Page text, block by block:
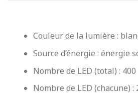
Couleur de la lumière :
Source d’énergie : énergie
Nombre de LED (total) : 400
Nombre de LED (chacune) :